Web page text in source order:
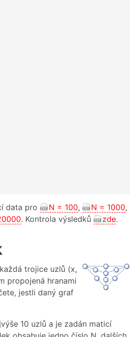
data pro N = 100, N = 1000,
. Kontrola výsledků zde.
trojice uzlů (x,
propojená hranami
jestli daný graf
10 uzlů a je zadán maticí